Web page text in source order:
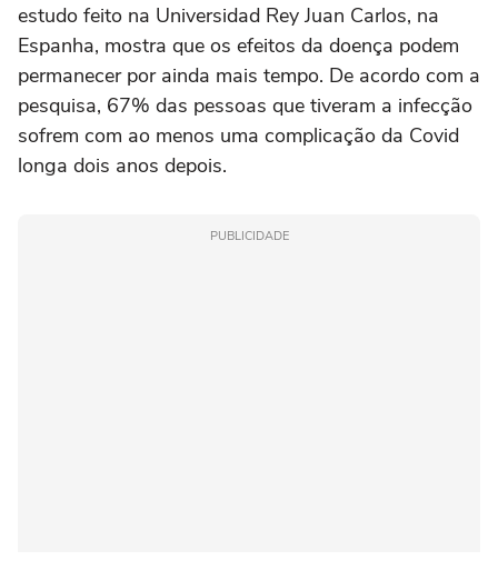
estudo feito na Universidad Rey Juan Carlos, na
Espanha, mostra que os efeitos da doença podem
permanecer por ainda mais tempo. De acordo com a
pesquisa, 67% das pessoas que tiveram a infecção
sofrem com ao menos uma complicação da Covid
longa dois anos depois.
PUBLICIDADE